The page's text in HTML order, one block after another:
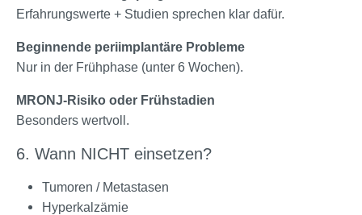
Erfahrungswerte + Studien sprechen klar dafür.
Beginnende periimplantäre Probleme
Nur in der Frühphase (unter 6 Wochen).
MRONJ-Risiko oder Frühstadien
Besonders wertvoll.
6. Wann NICHT einsetzen?
Tumoren / Metastasen
Hyperkalzämie